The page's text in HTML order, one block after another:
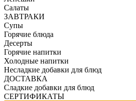
Салаты
ЗАВТРАКИ
Супы
Горячие блюда
Десерты
Горячие напитки
Холодные напитки
Несладкие добавки для блюд
ДОСТАВКА
Сладкие добавки для блюд
СЕРТИФИКАТЫ